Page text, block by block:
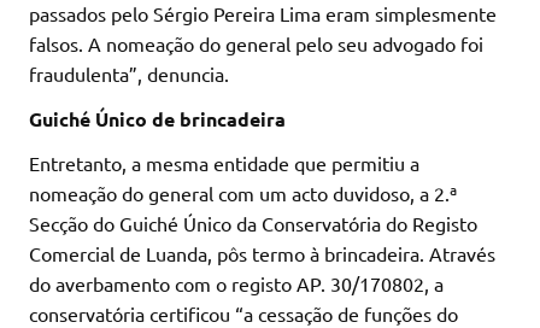
passados pelo Sérgio Pereira Lima eram simplesmente
falsos. A nomeação do general pelo seu advogado foi
fraudulenta”, denuncia.
Guiché Único de brincadeira
Entretanto, a mesma entidade que permitiu a
nomeação do general com um acto duvidoso, a 2.ª
Secção do Guiché Único da Conservatória do Registo
Comercial de Luanda, pôs termo à brincadeira. Através
do averbamento com o registo AP. 30/170802, a
conservatória certificou “a cessação de funções do